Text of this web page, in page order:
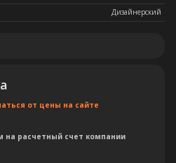
Дизайнерский
от цены на сайте
на расчетный счет компании